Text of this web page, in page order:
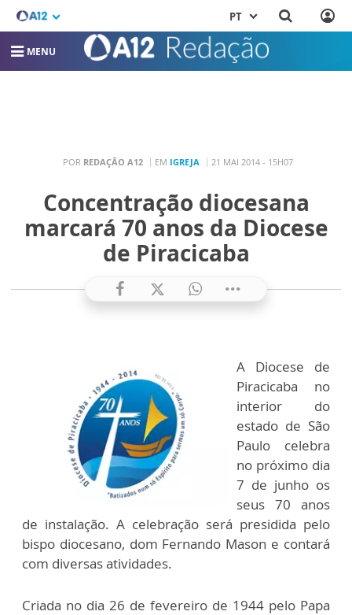
PT
MENU
POR REDAÇÃO A12 EM IGREJA 21 MAI 2014 - 15H07
Concentração diocesana
marcará 70 anos da Diocese
de Piracicaba
A Diocese de
Piracicaba no
interior do
estado de São
Paulo celebra
no próximo dia
7 de junho os
seus 70 anos
de instalação. A celebração será presidida pelo
bispo diocesano, dom Fernando Mason e contará
com diversas atividades.
Criada no dia 26 de fevereiro de 1944 pelo Papa